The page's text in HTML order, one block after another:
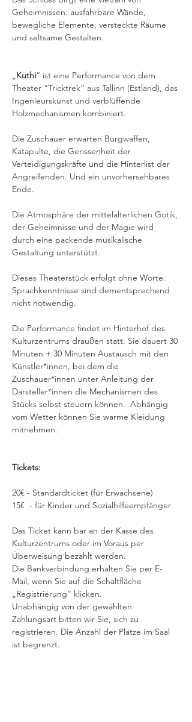
Geheimnissen: ausfahrbare Wände,
bewegliche Elemente, versteckte Räume
und seltsame Gestalten.
„Kuthi“ ist eine Performance von dem
Theater “Tricktrek” aus Tallinn (Estland), das
Ingenieurskunst und verblüffende
Holzmechanismen kombiniert.
Die Zuschauer erwarten Burgwaffen,
Katapulte, die Gerissenheit der
Verteidigungskräfte und die Hinterlist der
Angreifenden. Und ein unvorhersehbares
Ende.
Die Atmosphäre der mittelalterlichen Gotik,
der Geheimnisse und der Magie wird
durch eine packende musikalische
Gestaltung unterstützt.
Dieses Theaterstück erfolgt ohne Worte.
Sprachkenntnisse sind dementsprechend
nicht notwendig.
Die Performance findet im Hinterhof des
Kulturzentrums draußen statt. Sie dauert 30
Minuten + 30 Minuten Austausch mit den
Künstler*innen, bei dem die
Zuschauer*innen unter Anleitung der
Darsteller*innen die Mechanismen des
Stücks selbst steuern können.  Abhängig
vom Wetter können Sie warme Kleidung
mitnehmen.
Tickets:
20€ - Standardticket (für Erwachsene)
15€  - für Kinder und Sozialhilfeempfänger
Das Ticket kann bar an der Kasse des
Kulturzentrums oder im Voraus per
Überweisung bezahlt werden.
Die Bankverbindung erhalten Sie per E-
Mail, wenn Sie auf die Schaltfläche
„Registrierung” klicken.
Unabhängig von der gewählten
Zahlungsart bitten wir Sie, sich zu
registrieren. Die Anzahl der Plätze im Saal
ist begrenzt.